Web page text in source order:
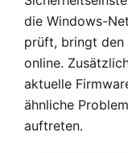
die Windows-
prüft, bringt den
online.
aktuelle
ähnliche
auftreten.